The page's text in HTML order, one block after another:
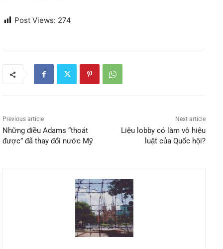
Post Views: 274
Previous article
Những điều Adams “thoát
được” đã thay đổi nước Mỹ
Next article
Liệu lobby có làm vô hiệu
luật của Quốc hội?